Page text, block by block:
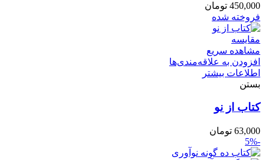
450,000 تومان
فروخته شده
مقایسه
مشاهده سریع
افزودن به علاقه‌مندی‌ها
اطلاعات بیشتر
بستن
کتاب از نو
63,000 تومان
-5%